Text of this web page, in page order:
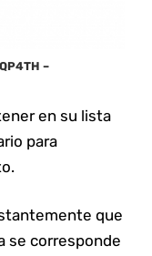
–
en su lista
para
que
se corresponde